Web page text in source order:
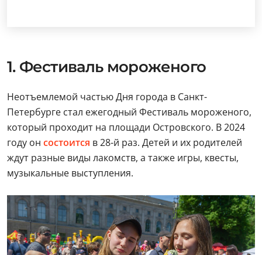
1. Фестиваль мороженого
Неотъемлемой частью Дня города в Санкт-
Петербурге стал ежегодный Фестиваль мороженого,
который проходит на площади Островского. В 2024
году он состоится в 28-й раз. Детей и их родителей
ждут разные виды лакомств, а также игры, квесты,
музыкальные выступления.